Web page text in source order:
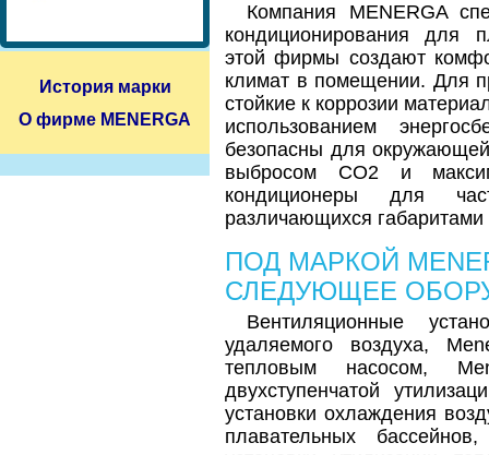
История марки
О фирме MENERGA
Компания MENERGA
кондиционирования для
этой фирмы создают
климат в помещении. Для
стойкие к коррозии
использованием
безопасны для
выбросом СО2 и
кондиционеры для
различающихся
ПОД МАРКОЙ
СЛЕДУЮЩЕЕ
Вентиляционные
удаляемого воздуха,
тепловым насосом,
двухступенчатой
установки охлаждения
плавательных